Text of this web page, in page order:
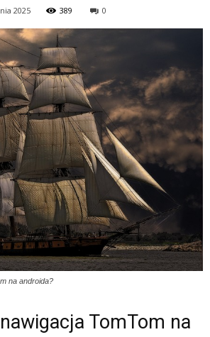
2025 389 0
na androida?
TomTom na